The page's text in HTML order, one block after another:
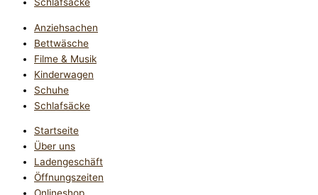
Anziehsachen
Bettwäsche
Filme & Musik
Kinderwagen
Schuhe
Schlafsäcke
Startseite
Über uns
Ladengeschäft
Öffnungszeiten